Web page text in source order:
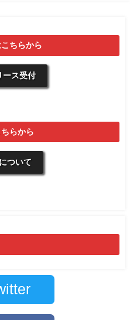
ちらから
ース受付
らから
ついて